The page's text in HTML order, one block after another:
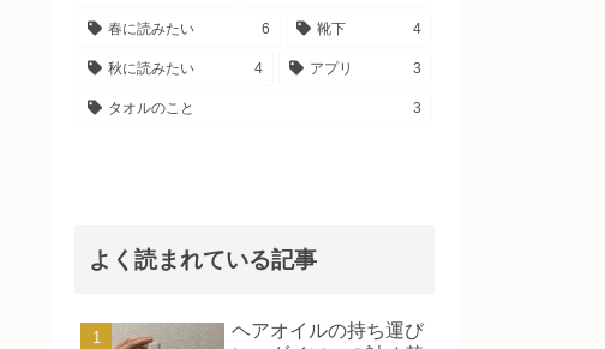
春に読みたい 6 靴下 4
秋に読みたい 4 アプリ 3
タオルのこと 3
よく読まれている記事
ヘアオイルの持ち運び